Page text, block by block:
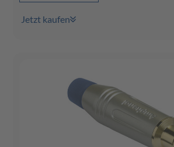
Jetzt kaufen